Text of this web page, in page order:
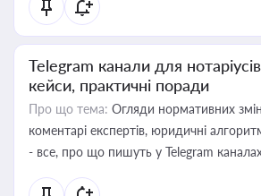
Telegram канали для
кейси, практичні поради
Про що тема: Огляди нормативних
коментарі експертів, юридичні
- все, про що пишуть у Telegram